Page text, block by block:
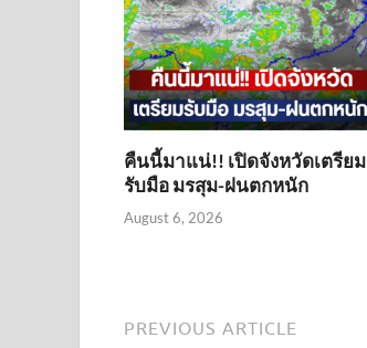
คืนนี้มาแน่!! เปิดจังหวัดเตรียม
รับมือ มรสุม-ฝนตกหนัก
August 6, 2026
PREVIOUS ARTICLE